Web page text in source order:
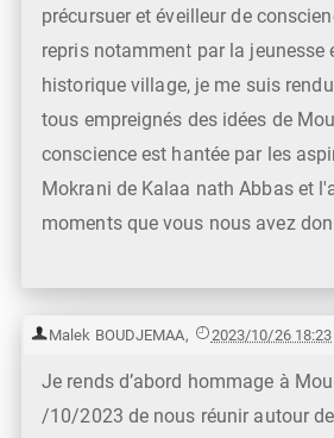
précursuer et éveilleur de
repris notamment par la
historique village, je me suis
tous empreignés des idées de
conscience est hantée par les
Mokrani de Kalaa nath Abbas et
moments que vous nous avez
Malek BOUDJEMAA, 2023/10/26 18:23
Je rends d’abord hommage à
/10/2023 de nous réunir autour